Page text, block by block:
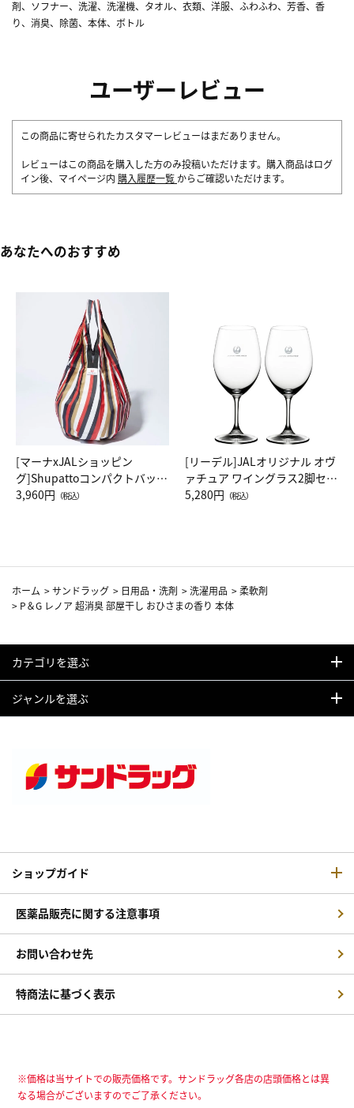
剤、ソフナー、洗濯、洗濯機、タオル、衣類、洋服、ふわふわ、芳香、香
り、消臭、除菌、本体、ボトル
ユーザーレビュー
この商品に寄せられたカスタマーレビューはまだありません。
レビューはこの商品を購入した方のみ投稿いただけます。購入商品はログ
イン後、マイページ内 購入履歴一覧 からご確認いただけます。
あなたへのおすすめ
[マーナxJALショッピン
グ]Shupattoコンパクトバッグ
Drop JAL客室乗務員（LC）ス
3,960円 （税込）
[リーデル]JALオリジナル オヴ
ァチュア ワイングラス2脚セッ
ト（レッドワイン）
5,280円 （税込）
ホーム >サンドラッグ > 日用品・洗剤 >洗濯用品 >柔軟剤
> P＆G レノア 超消臭 部屋干し おひさまの香り 本体
カテゴリを選ぶ
ジャンルを選ぶ
ショップガイド
医薬品販売に関する注意事項
お問い合わせ先
特商法に基づく表示
※価格は当サイトでの販売価格です。サンドラッグ各店の店頭価格とは異
なる場合がございますのでご了承ください。